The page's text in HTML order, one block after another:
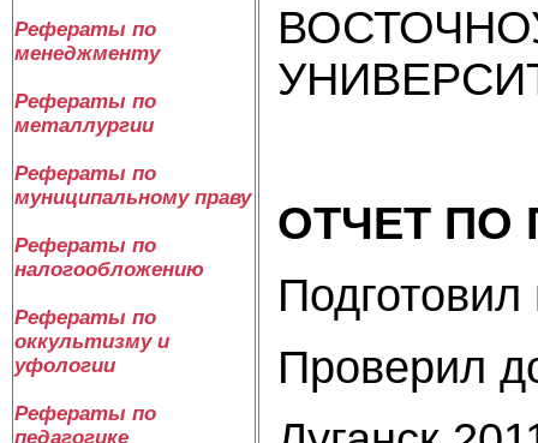
Рефераты по
менеджменту
Рефераты по
металлургии
Рефераты по
муниципальному праву
Рефераты по
налогообложению
Рефераты по
оккультизму и
уфологии
Рефераты по
педагогике
ОТЧЕТ ПО
Проверил